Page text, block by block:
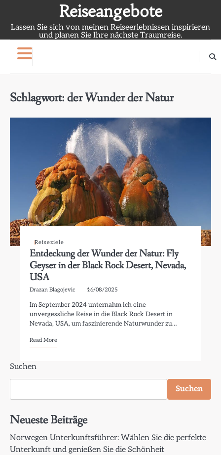
content
Reiseangebote
Lassen Sie sich von meinen Reiseerlebnissen inspirieren
und planen Sie Ihre nächste Traumreise.
Schlagwort:der Wunder der Natur
Reiseziele
Entdeckung der Wunder der Natur: Fly
Geyser in der Black Rock Desert, Nevada,
USA
Drazan Blagojevic 16/08/2025
Im September 2024 unternahm ich eine
unvergessliche Reise in die Black Rock Desert in
Nevada, USA, um faszinierende Naturwunder zu…
Read More
Suchen
Suchen
Neueste Beiträge
Norwegen Unterkunftsführer: Wählen Sie die perfekte
Unterkunft und genießen Sie die Schönheit